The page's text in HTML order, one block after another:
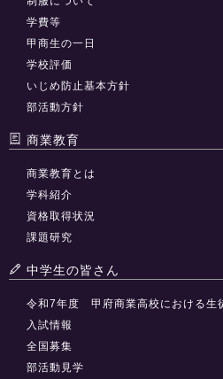
学費等
甲商生の一日
学校評価
いじめ防止基本方針
部活動方針
商業教育
商業教育とは
学科紹介
資格取得状況
課題研究
中学生の皆さん
令和7年度 甲府商業高校における生
入試情報
全国募集
部活動見学